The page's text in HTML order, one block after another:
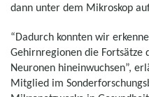
dann unter dem Mikroskop
“Dadurch konnten wir
Gehirnregionen die Fortsätze
Neuronen hineinwuchsen”,
Mitglied im